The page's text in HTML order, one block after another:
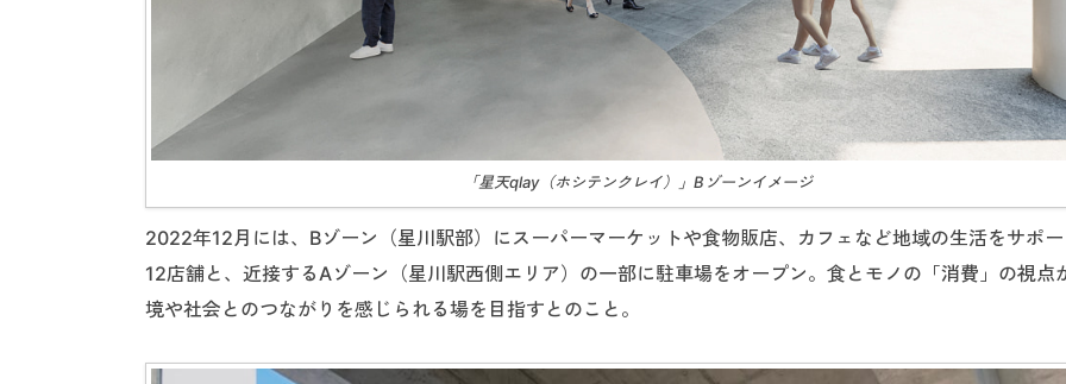
「星天qlay（ホシテンクレイ）」Bゾーンイメージ
2022年12月には、Bゾーン（星川駅部）にスーパーマーケットや食物販店、カフェなど地域の生活をサポ
12店舗と、近接するAゾーン（星川駅西側エリア）の一部に駐車場をオープン。食とモノの「消費」の視点
境や社会とのつながりを感じられる場を目指すとのこと。